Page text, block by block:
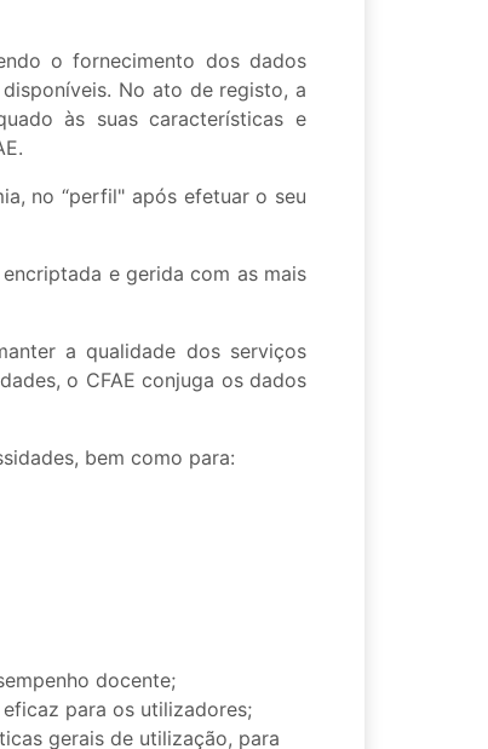
o fornecimento dos dados
No ato de registo, a
às suas características e
no “perfil" após efetuar o seu
e gerida com as mais
a qualidade dos serviços
o CFAE conjuga os dados
bem como para:
docente;
para os utilizadores;
gerais de utilização, para